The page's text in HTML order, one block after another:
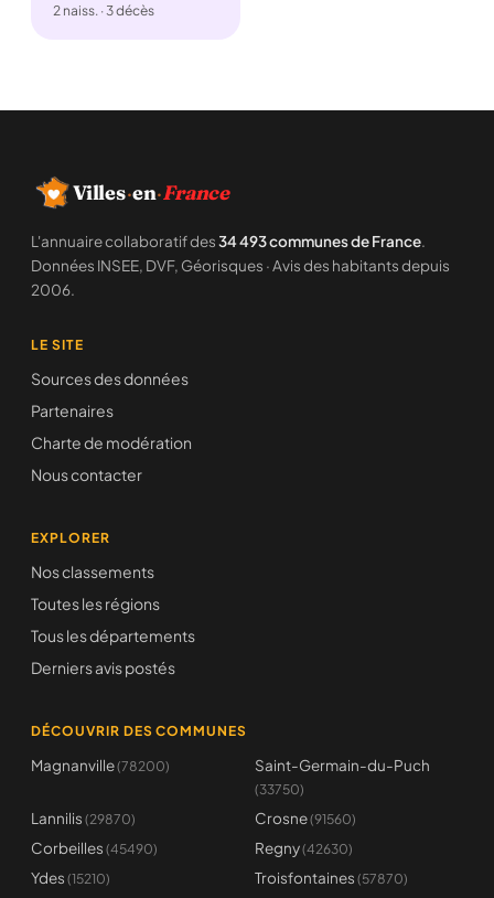
2 naiss. · 3 décès
Villes·en·France
L'annuaire collaboratif des34 493 communes de France.
Données INSEE, DVF, Géorisques · Avis des habitants depuis
2006.
LE SITE
Sources des données
Partenaires
Charte de modération
Nous contacter
EXPLORER
Nos classements
Toutes les régions
Tous les départements
Derniers avis postés
DÉCOUVRIR DES COMMUNES
Magnanville(78200) Saint-Germain-du-Puch
(33750)
Lannilis (29870) Crosne(91560)
Corbeilles (45490) Regny(42630)
Ydes (15210) Troisfontaines (57870)